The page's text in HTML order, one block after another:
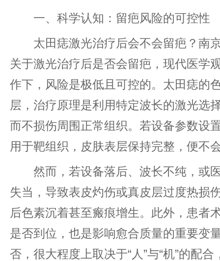
一、科学认知：留疤风险的可控性
太田痣激光治疗后会不会留疤？南
关于激光治疗后是否会留疤，现代医学
作下，风险是极低且可控的。太田痣的
层，治疗原理是利用特定波长的激光选
而不损伤周围正常组织。若设备参数设
用于靶组织，皮肤表层保持完整，便不
然而，若设备落后、波长不纯，或
失当，导致表皮灼伤或真皮层过度热损
后色素沉着甚至瘢痕增生。此外，患者
是否到位，也是影响愈合质量的重要变
否，很大程度上取决于“人”与“机”的配